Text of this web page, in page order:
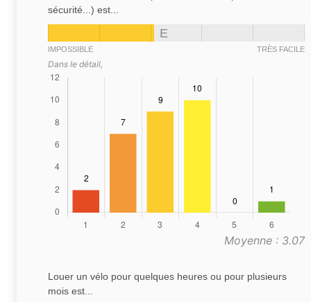
sécurité...) est...
E
IMPOSSIBLE TRÈS FACILE
Dans le détail,
Moyenne : 3.07
Louer un vélo pour quelques heures ou pour plusieurs
mois est...